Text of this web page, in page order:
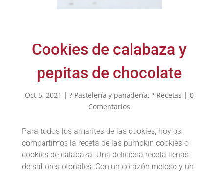
Cookies de calabaza y
pepitas de chocolate
Oct 5, 2021 |? Pastelería y panadería,? Recetas |0
Comentarios
Para todos los amantes de las cookies, hoy os
compartimos la receta de las pumpkin cookies o
cookies de calabaza. Una deliciosa receta llenas
de sabores otoñales. Con un corazón meloso y un